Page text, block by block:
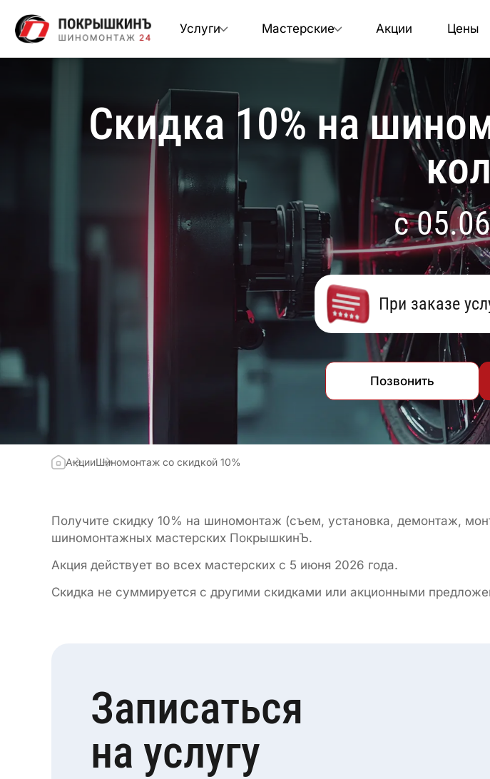
Услуги Мастерские Акции Цены
АкцииШиномонтаж со скидкой 10%
Скидка 10% на
с
При заказе
Позвонить
Получите скидку 10% на шиномонтаж (съем, установка, демонтаж,
шиномонтажных мастерских ПокрышкинЪ.
Акция действует во всех мастерских с 5 июня 2026 года.
Скидка не суммируется с другими скидками или акционными
Записаться
на услугу